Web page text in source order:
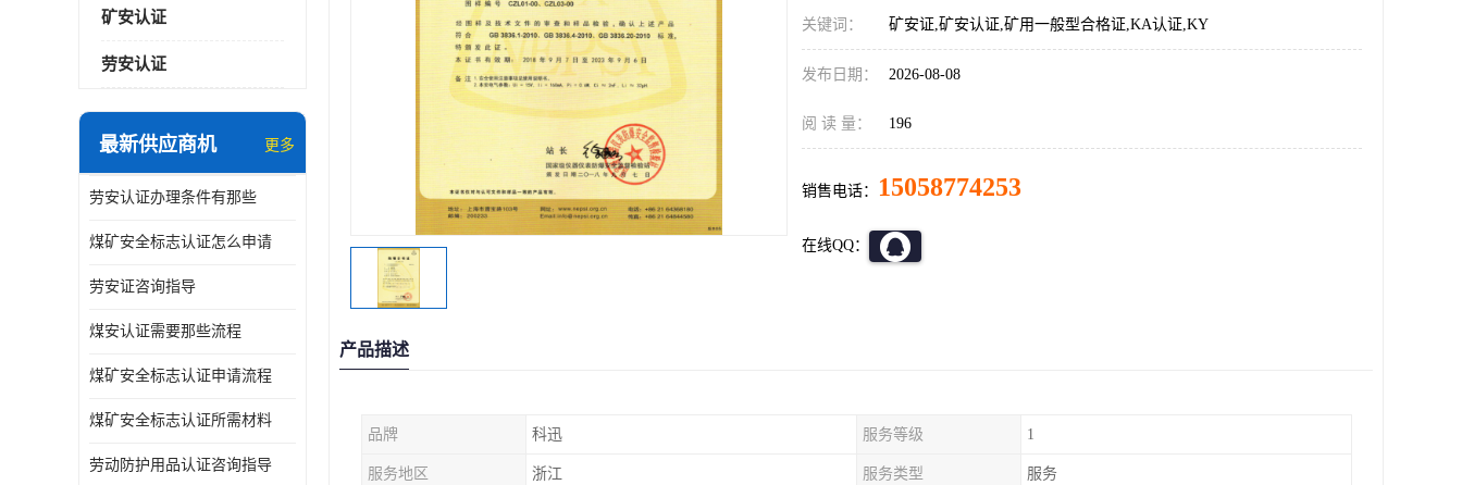
矿安认证
劳安认证
最新供应商机 更多
劳安认证办理条件有那些
煤矿安全标志认证怎么申请
劳安证咨询指导
煤安认证需要那些流程
煤矿安全标志认证申请流程
煤矿安全标志认证所需材料
劳动防护用品认证咨询指导
关键词： 矿安证,矿安认证,矿用一般型合格证,KA认证,KY
发布日期： 2026-08-08
阅 读 量： 196
销售电话： 15058774253
在线QQ：
产品描述
品牌 科迅 服务等级 1
服务地区 浙江 服务类型 服务